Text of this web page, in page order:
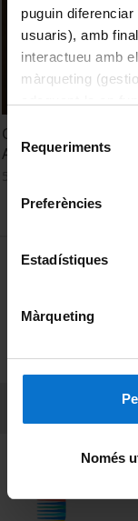
puguin diferenciar
usuaris), amb
interactueu amb
màrqueting
consultar la
Selecció
de Requeriments
Preferències
Estadístiques
Màrqueting
Només
Completely
Approximations
Fundadora de la